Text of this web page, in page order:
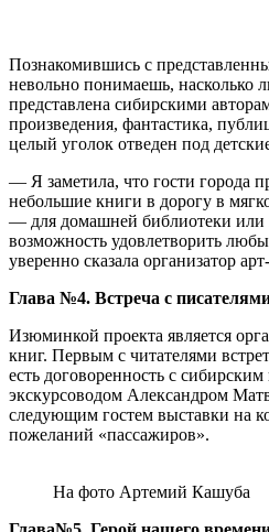
Познакомившись с
невольно понимаешь, насколько
представлена сибирскими
произведения, фантастика,
целый уголок отведен под
— Я заметила, что гости города
небольшие книги в дорогу в
― для домашней библиотеки или
возможность удовлетворить
уверенно сказала организатор
Глава №4. Встреча с
Изюминкой проекта является
книг. Первым с читателями
есть договоренность с
экскурсоводом Александром
следующим гостем выставки на
пожеланий «пассажиров».
На фото Артемий Кашуба